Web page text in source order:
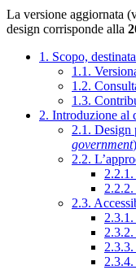
La versione aggiornata
design corrisponde alla
1. Scopo,
1.1.
1.2.
1.3.
2. Introduzione al
2.1. Design
government)
2.2.
2.3.